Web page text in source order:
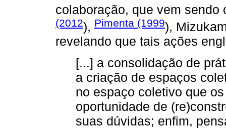
colaboração, que vem
(2012), Pimenta (1999),
revelando que tais ações
[...] a consolidação de
a criação de espaços
no espaço coletivo que
oportunidade de
suas dúvidas; enfim,